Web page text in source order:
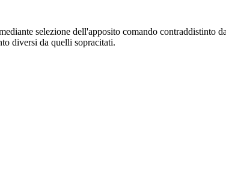
selezione dell'apposito comando
diversi da quelli sopracitati.